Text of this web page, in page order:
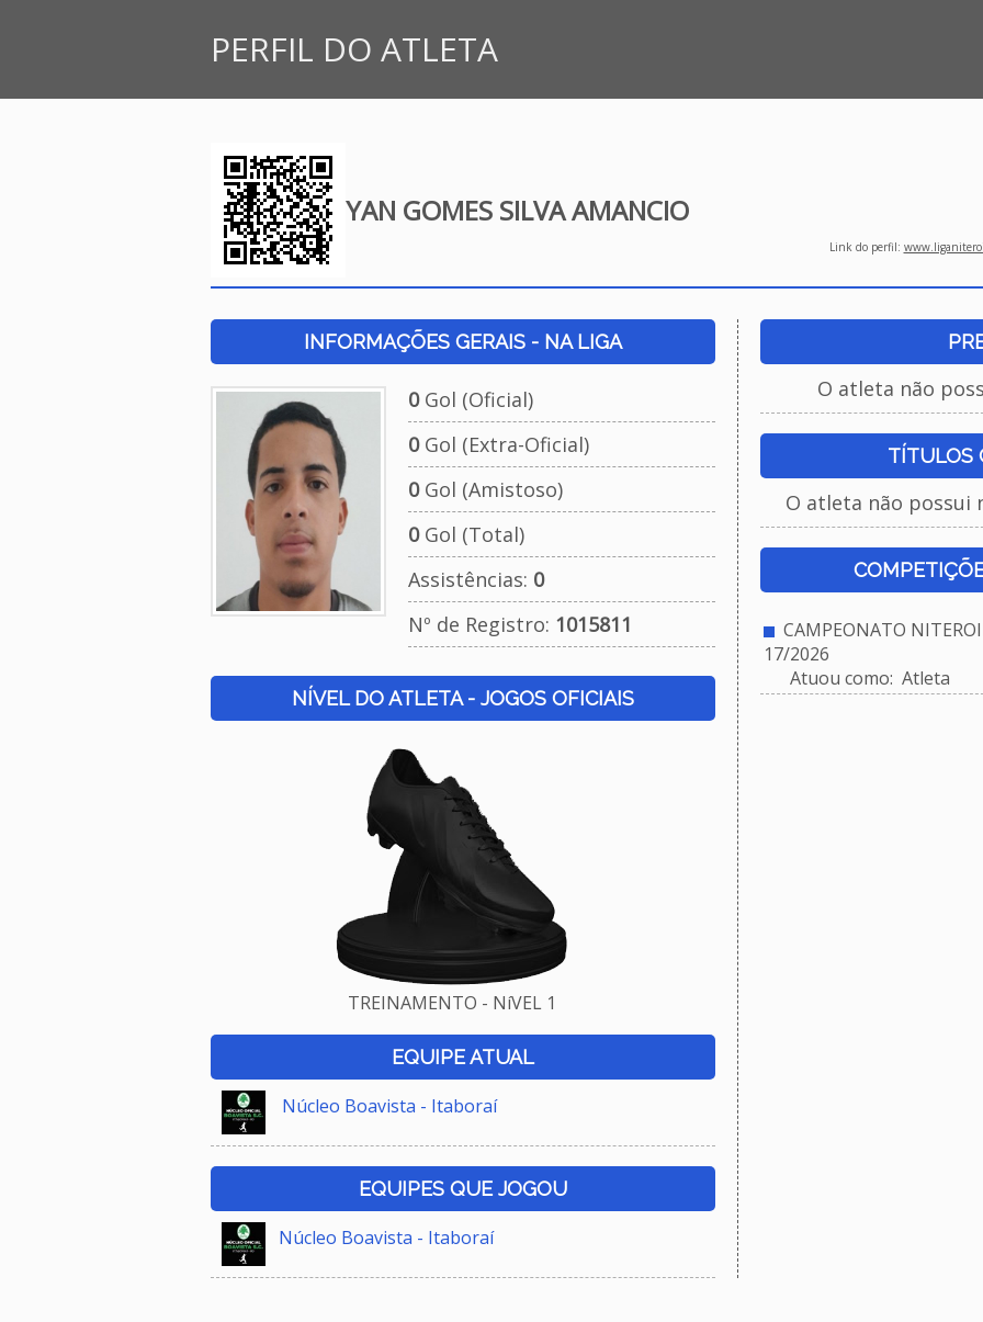
PERFIL DO ATLETA
YAN GOMES SILVA AMANCIO
Link do perfil:
INFORMAÇÕES GERAIS - NA LIGA
0Gol (Oficial)
0Gol (Extra-Oficial)
0Gol (Amistoso)
0Gol (Total)
Assistências: 0
Nº de Registro: 1015811
NÍVEL DO ATLETA - JOGOS OFICIAIS
TREINAMENTO - NíVEL 1
EQUIPE ATUAL
Núcleo Boavista - Itaboraí
EQUIPES QUE JOGOU
Núcleo Boavista - Itaboraí
O atleta não
TÍTULOS
O atleta não possui
CAMPEONATO
17/2026
Atuou como: Atleta